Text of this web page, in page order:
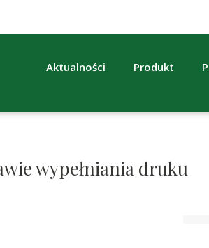
Aktualności Produkt
wypełniania druku